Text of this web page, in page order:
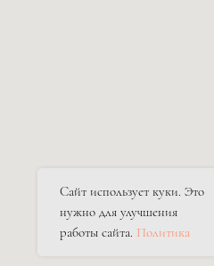
Сайт использует куки. Это
нужно для улучшения
работы сайта. Политика